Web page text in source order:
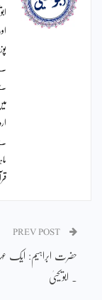
حضرت ابراہیم: ایک
۔ ابویحییٰ